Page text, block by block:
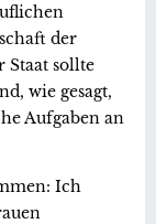
der
Staat sollte
wie gesagt,
Aufgaben an
Ich